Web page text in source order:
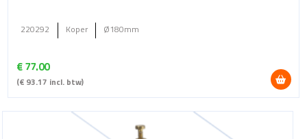
€77.00
(€ 93.17 incl. btw)
220292 Koper Ø180mm